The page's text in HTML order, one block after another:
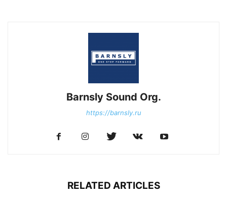
Barnsly Sound Org.
https://barnsly.ru
RELATED ARTICLES